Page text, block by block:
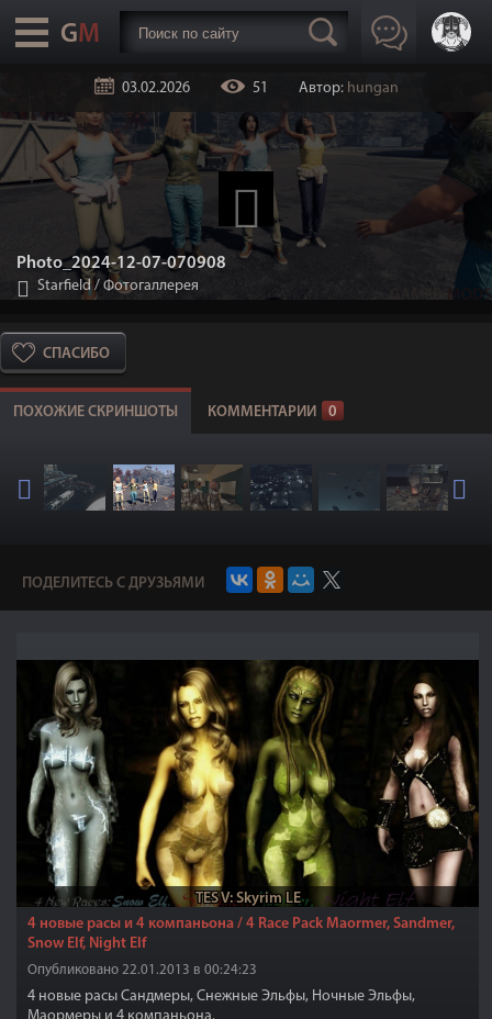
03.02.2026 51 Автор: hungan
Photo_2024-12-07-070908
Starfield / Фотогаллерея
СПАСИБО
ПОХОЖИЕ СКРИНШОТЫ КОММЕНТАРИИ 0
ПОДЕЛИТЕСЬ С ДРУЗЬЯМИ
TES V: Skyrim LE
4 новые расы и 4 компаньона / 4 Race Pack Maormer, Sandmer,
Snow Elf, Night Elf
Опубликовано 22.01.2013 в 00:24:23
4 новые расы Сандмеры, Снежные Эльфы, Ночные Эльфы,